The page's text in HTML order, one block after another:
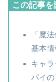
この記事を
「魔
基本
キャ
パイ